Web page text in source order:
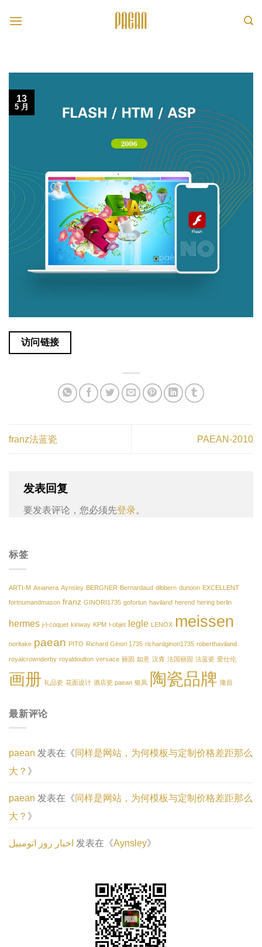
13
5 月
访问链接
franz法蓝瓷 PAEAN-2010
发表回复
要发表评论，您必须先登录。
标签
ARTI-M Asianera Aynsley BERGNER Bernardaud dibbern dunoon EXCELLENT
fortnumandmason franz GINORI1735 gofortun haviland herend hering berlin
hermes j-l-coquet kinway KPM l-objet legle LENOX meissen
noritake paean PITO Richard Ginori 1735 richardginori1735 roberthaviland
royalcrownderby royaldoulton versace 丽固 如意 汉青 法国丽固 法蓝瓷 爱仕伦
画册 礼品瓷 花面设计 酒店瓷 paean 银凤 陶瓷品牌 隆昌
最新评论
paean 发表在《同样是网站，为何模板与定制价格差距那么
大？ 》
paean 发表在《同样是网站，为何模板与定制价格差距那么
大？ 》
اخبار روز اتومبیل 发表在《Aynsley》